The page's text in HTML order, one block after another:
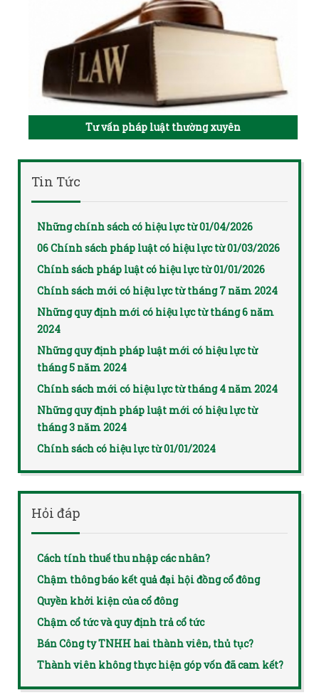
Tư vấn pháp luật thường xuyên
Tin Tức
Những chính sách có hiệu lực từ 01/04/2026
06 Chính sách pháp luật có hiệu lực từ 01/03/2026
Chính sách pháp luật có hiệu lực từ 01/01/2026
Chính sách mới có hiệu lực từ tháng 7 năm 2024
Những quy định mới có hiệu lực từ tháng 6 năm
2024
Những quy định pháp luật mới có hiệu lực từ
tháng 5 năm 2024
Chính sách mới có hiệu lực từ tháng 4 năm 2024
Những quy định pháp luật mới có hiệu lực từ
tháng 3 năm 2024
Chính sách có hiệu lực từ 01/01/2024
Hỏi đáp
Cách tính thuế thu nhập các nhân?
Chậm thông báo kết quả đại hội đồng cổ đông
Quyền khởi kiện của cổ đông
Chậm cổ tức và quy định trả cổ tức
Bán Công ty TNHH hai thành viên, thủ tục?
Thành viên không thực hiện góp vốn đã cam kết?